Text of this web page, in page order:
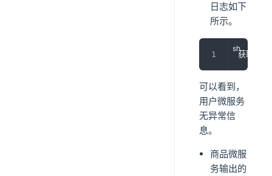
日志如下
所示。
获取到的
可以看到，
用户微服务
无异常信
息。
商品微服
务输出的